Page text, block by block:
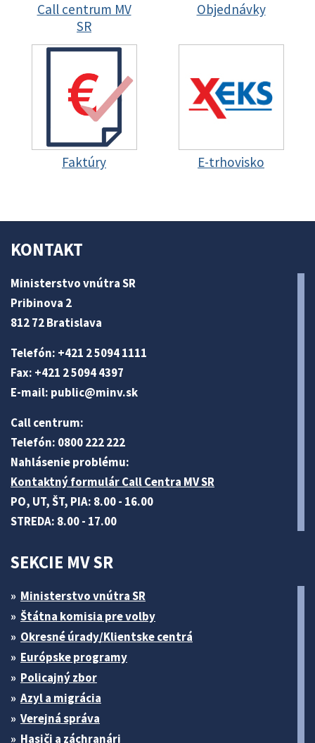
Call centrum MV
SR
Objednávky
Faktúry E-trhovisko
KONTAKT
Ministerstvo vnútra SR
Pribinova 2
812 72 Bratislava
Telefón: +421 2 5094 1111
Fax: +421 2 5094 4397
E-mail: public@minv.sk
Call centrum:
Telefón: 0800 222 222
Nahlásenie problému:
Kontaktný formulár Call Centra MV SR
PO, UT, ŠT, PIA: 8.00 - 16.00
STREDA: 8.00 - 17.00
SEKCIE MV SR
Ministerstvo vnútra SR
Štátna komisia pre volby
Okresné úrady/Klientske centrá
Európske programy
Policajný zbor
Azyl a migrácia
Verejná správa
Hasiči a záchranári